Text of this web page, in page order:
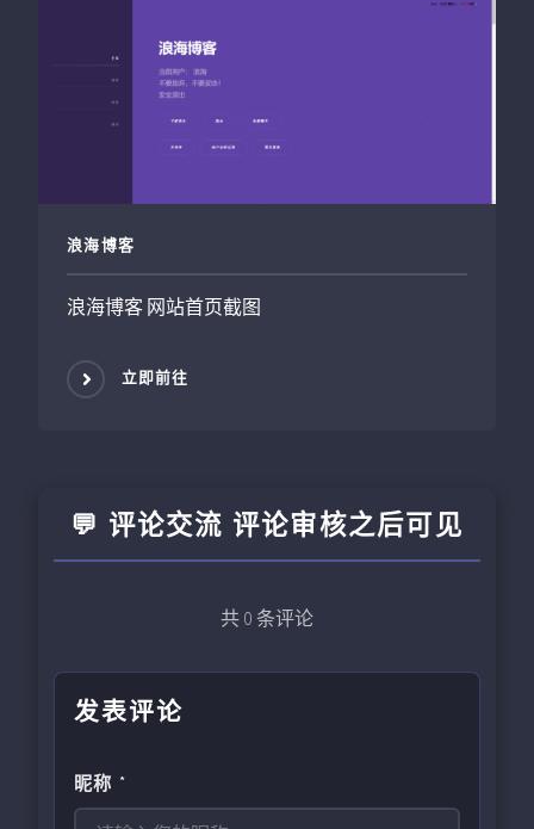
浪海博客
浪海博客 网站首页截图
立即前往
💬 评论交流 评论审核之后可见
共 0 条评论
发表评论
昵称 *